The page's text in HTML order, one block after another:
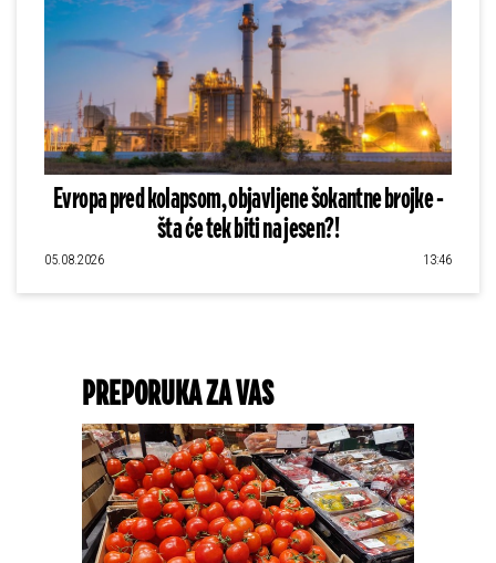
Evropa pred kolapsom, objavljene šokantne brojke -
šta će tek biti na jesen?!
05.08.2026 13:46
PREPORUKA ZA VAS